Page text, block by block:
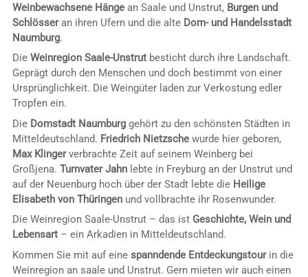
Weinbewachsene Hängean Saale und Unstrut, Burgen und
Schlösseran ihren Ufern und die alte Dom- und Handelsstadt
Naumburg.
Die Weinregion Saale-Unstrutbesticht durch ihre Landschaft.
Geprägt durch den Menschen und doch bestimmt von einer
Ursprünglichkeit. Die Weingüter laden zur Verkostung edler
Tropfen ein.
Die Domstadt Naumburggehört zu den schönsten Städten in
Mitteldeutschland. Friedrich Nietzschewurde hier geboren,
Max Klingerverbrachte Zeit auf seinem Weinberg bei
Großjena. Turnvater Jahnlebte in Freyburg an der Unstrut und
auf der Neuenburg hoch über der Stadt lebte die Heilige
Elisabeth von Thüringenund vollbrachte ihr Rosenwunder.
Die Weinregion Saale-Unstrut – das ist Geschichte, Wein und
Lebensart– ein Arkadien in Mitteldeutschland.
Kommen Sie mit auf eine spanndende Entdeckungstourin die
Weinregion an saale und Unstrut. Gern mieten wir auch einen